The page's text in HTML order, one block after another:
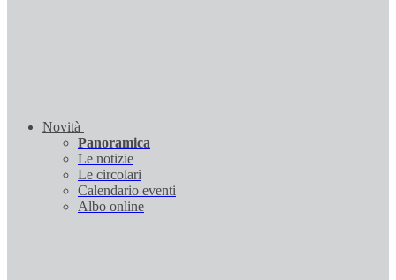
Novità
Panoramica
Le notizie
Le circolari
Calendario eventi
Albo online